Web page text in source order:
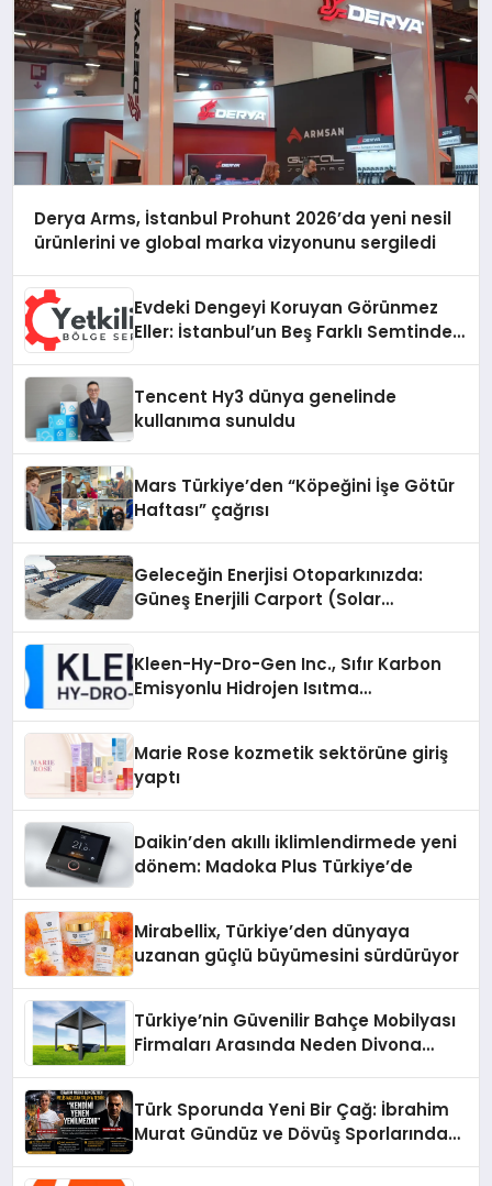
Derya Arms, İstanbul Prohunt 2026’da yeni nesil
ürünlerini ve global marka vizyonunu sergiledi
Evdeki Dengeyi Koruyan Görünmez
Eller: İstanbul’un Beş Farklı Semtinde
Tencent Hy3 dünya genelinde
kullanıma sunuldu
Mars Türkiye’den “Köpeğini İşe Götür
Haftası” çağrısı
Geleceğin Enerjisi Otoparkınızda:
Güneş Enerjili Carport (Solar
Kleen-Hy-Dro-Gen Inc., Sıfır Karbon
Emisyonlu Hidrojen Isıtma
Marie Rose kozmetik sektörüne giriş
yaptı
Daikin’den akıllı iklimlendirmede yeni
dönem: Madoka Plus Türkiye’de
Mirabellix, Türkiye’den dünyaya
uzanan güçlü büyümesini sürdürüyor
Türkiye’nin Güvenilir Bahçe Mobilyası
Firmaları Arasında Neden Divona
Türk Sporunda Yeni Bir Çağ: İbrahim
Murat Gündüz ve Dövüş Sporlarında